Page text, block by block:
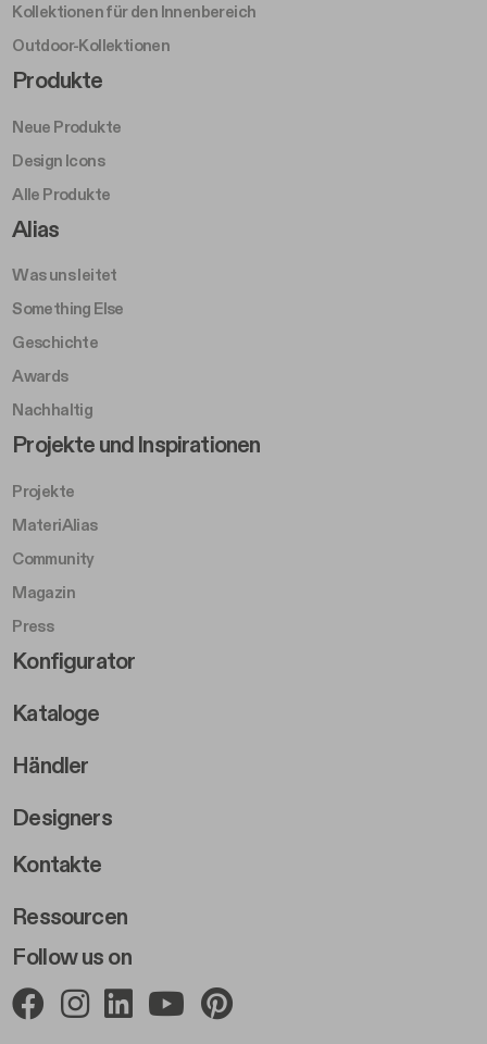
Kollektionen für den Innenbereich
Outdoor-Kollektionen
Footer Right Middle A
Produkte
Neue Produkte
Design Icons
Alle Produkte
Footer Right A
Alias
Was uns leitet
Something Else
Geschichte
Awards
Nachhaltig
Follow us on
Footer Left Middle B
Projekte und Inspirationen
Projekte
MateriAlias
Community
Magazin
Press
Footer Right Middle B
Konfigurator
Kataloge
Händler
Designers
Footer Right 2
Kontakte
Ressourcen